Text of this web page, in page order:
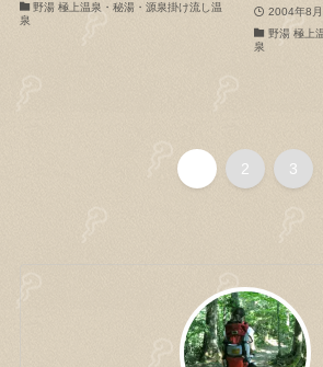
野湯 極上温泉・秘湯・源泉掛け流し温
泉
2004年8
野湯 極上
泉
2 3